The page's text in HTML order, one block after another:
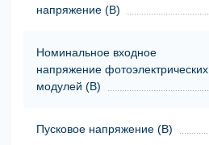
напряжение (В)
Номинальное входное
напряжение фотоэлектрических
модулей (В)
Пусковое напряжение (В)